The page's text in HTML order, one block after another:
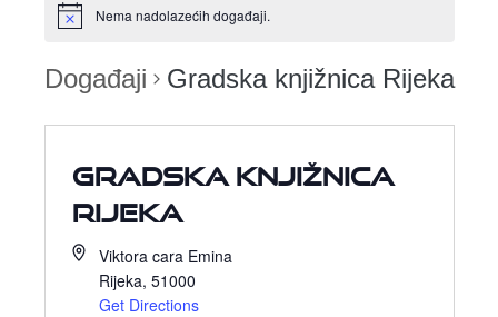
Nema nadolazećih događaji.
Događaji Gradska knjižnica Rijeka
Gradska knjižnica
Rijeka
Viktora cara Emina
Rijeka, 51000
Get Directions